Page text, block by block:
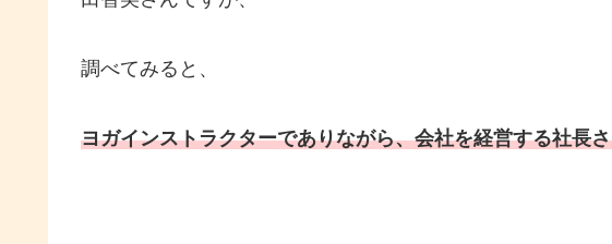
調べてみると、
ヨガインストラクターでありながら、会社を経営する社長